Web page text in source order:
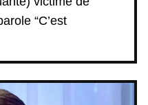
“C’est